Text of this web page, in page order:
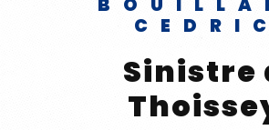
CEDRIC
sinistre à